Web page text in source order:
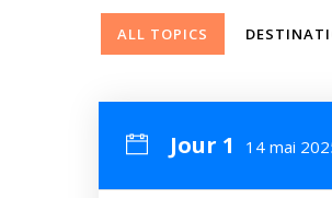
ALL TOPICS
Jour 1 14 mai